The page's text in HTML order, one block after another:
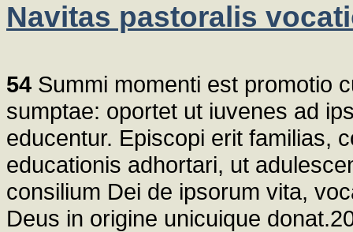
Navitas pastoralis
54 Summi momenti est promotio
sumptae: oportet ut iuvenes ad
educentur. Episcopi erit familias,
educationis adhortari, ut
consilium Dei de ipsorum vita,
Deus in origine unicuique